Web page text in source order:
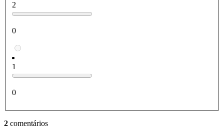
2
0
1
0
2 comentários